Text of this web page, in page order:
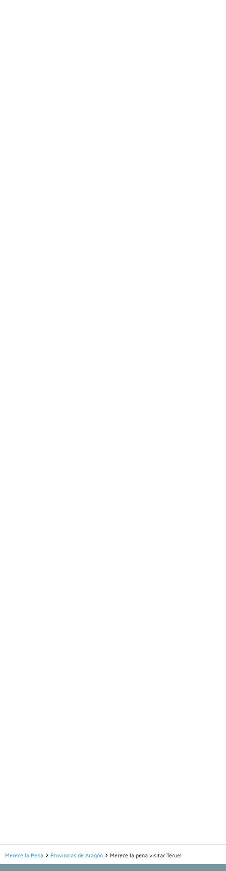
Merece la Pena Provincias de Aragón Merece la pena visitar Teruel